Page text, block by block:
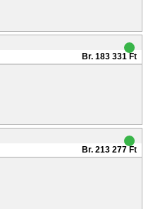
Br. 183 331 Ft
Br. 213 277 Ft